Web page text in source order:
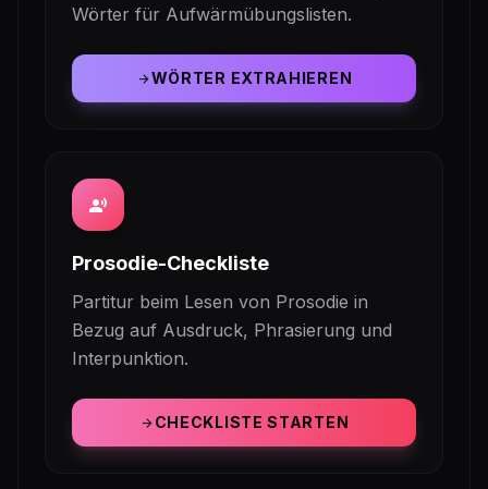
Wörter für Aufwärmübungslisten.
arrow_forwardWÖRTER EXTRAHIEREN
record_voice_over
Prosodie-Checkliste
Partitur beim Lesen von Prosodie in
Bezug auf Ausdruck, Phrasierung und
Interpunktion.
arrow_forwardCHECKLISTE STARTEN